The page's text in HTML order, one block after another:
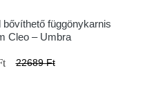
függönykarnis
Cleo – Umbra
22689 Ft